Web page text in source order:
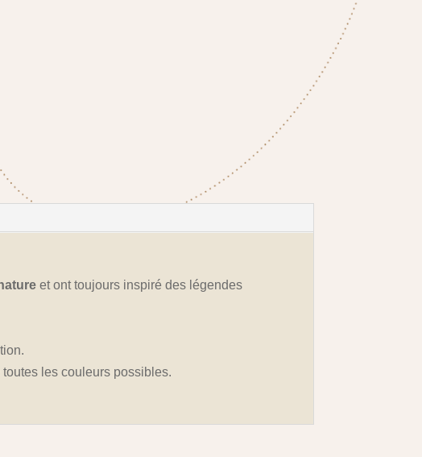
et ont toujours inspiré des légendes
les couleurs possibles.